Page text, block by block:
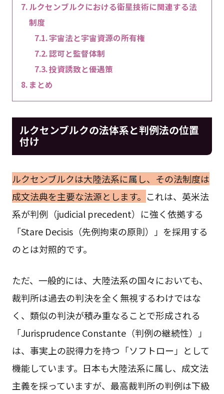
ルクセンブルクにおける衛星技術に関連する法
制度
宇宙法と宇宙資源の所有権
認可と監督体制
投資誘致と優遇策
まとめ
ルクセンブルクの法体系と判例法の位置
付け
ルクセンブルクは大陸法系に属し、その法制度は
成文法典を主要な法源とします。 これは、英米法
系が判例（judicial precedent）に強く依拠する
「Stare Decisis（先例拘束の原則）」を採用する
のとは対照的です。
ただ、一般的には、大陸法系の国々においても、
裁判所は過去の判決を全く無視するわけではな
く、類似の判決が積み重なることで形成される
「Jurisprudence Constante（判例の継続性）」
は、事実上の説得力を持つ「ソフトロー」として
機能しています。日本も大陸法系に属し、成文法
主義を採っていますが、最高裁判所の判例は下級